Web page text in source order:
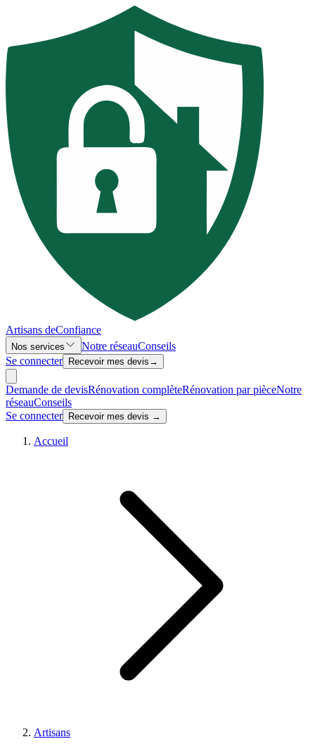
Artisans deConfiance
Nos services Notre réseauConseils
Se connecter
Recevoir mes devis →
Demande de devisRénovation complèteRénovation par pièceNotre
réseauConseils
Se connecter
Recevoir mes devis →
Accueil
Artisans